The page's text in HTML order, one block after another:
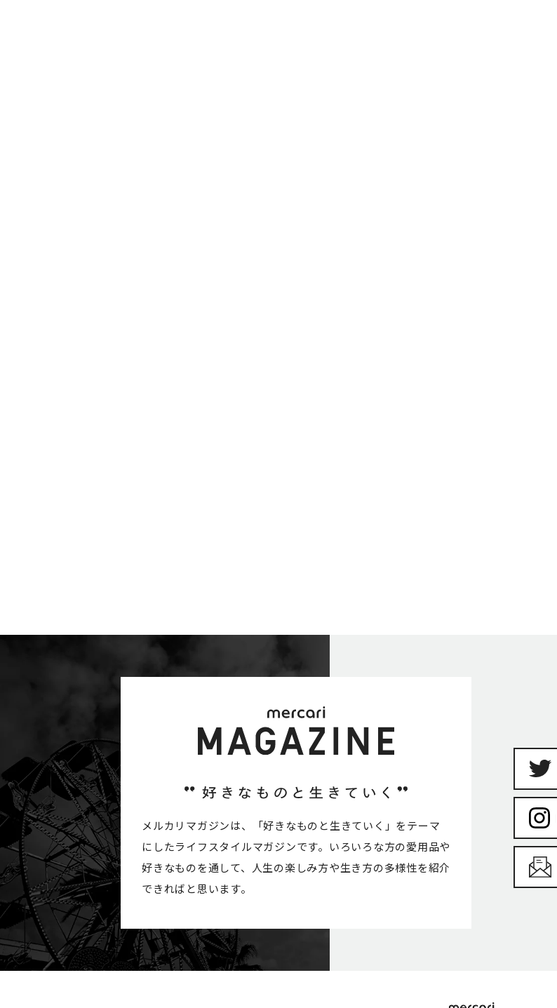
メルカリマガジンは、「好きなものと生きていく」をテーマ
にしたライフスタイルマガジンです。いろいろな方の愛用品や
好きなものを通して、人生の楽しみ方や生き方の多様性を紹介
できればと思います。